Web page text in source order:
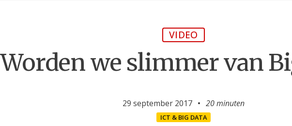
VIDEO
Worden we slimmer van
29 september 2017 20 minuten
ICT & BIG DATA